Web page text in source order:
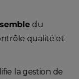
du
qualité et
la gestion de